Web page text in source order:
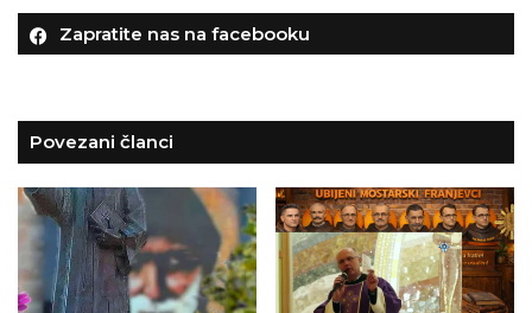
Zapratite nas na facebooku
Povezani članci